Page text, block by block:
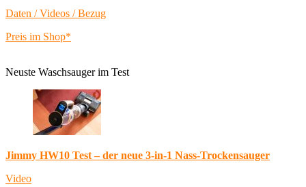
Daten / Videos / Bezug
Preis im Shop*
Neuste Waschsauger im Test
Jimmy HW10 Test – der neue 3-in-1 Nass-Trockensauger
Video